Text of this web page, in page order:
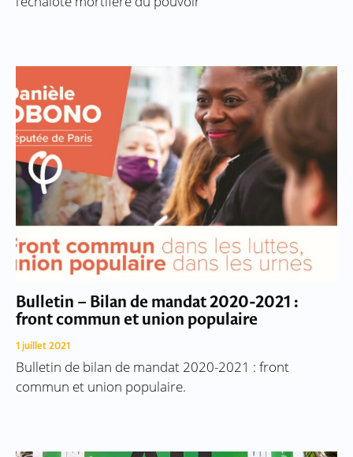
Bulletin – Bilan de mandat 2020-2021 :
front commun et union populaire
1 juillet 2021
Bulletin de bilan de mandat 2020-2021 : front
commun et union populaire.